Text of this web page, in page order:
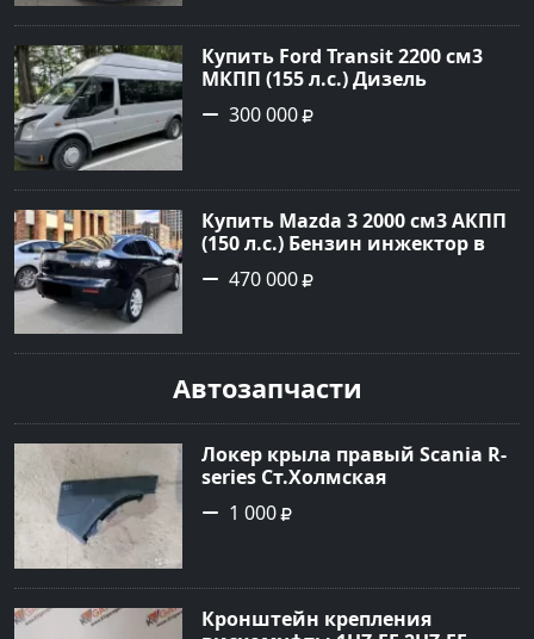
Авторынок23
Купить Ford Transit 2200 см3
МКПП (155 л.с.) Дизель
турбонаддув в Тбилисская :
цвет Серебряный Фургон 2014
Авторынок23
300 000
Купить Mazda 3 2000 см3 АКПП
(150 л.с.) Бензин инжектор в
Геленджик : цвет Чёрный
Седан 2008 года по цене 470000
470 000
Автозапчасти
Локер крыла правый Scania R-
series Ст.Холмская
1 000
Кронштейн крепления